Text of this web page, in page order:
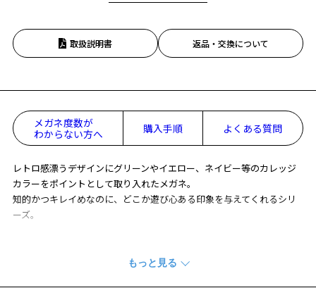
取扱説明書 返品・交換について
メガネ度数が
わからない方へ
購入手順 よくある質問
レトロ感漂うデザインにグリーンやイエロー、ネイビー等のカレッジ
カラーをポイントとして取り入れたメガネ。
知的かつキレイめなのに、どこか遊び心ある印象を与えてくれるシリ
ーズ。